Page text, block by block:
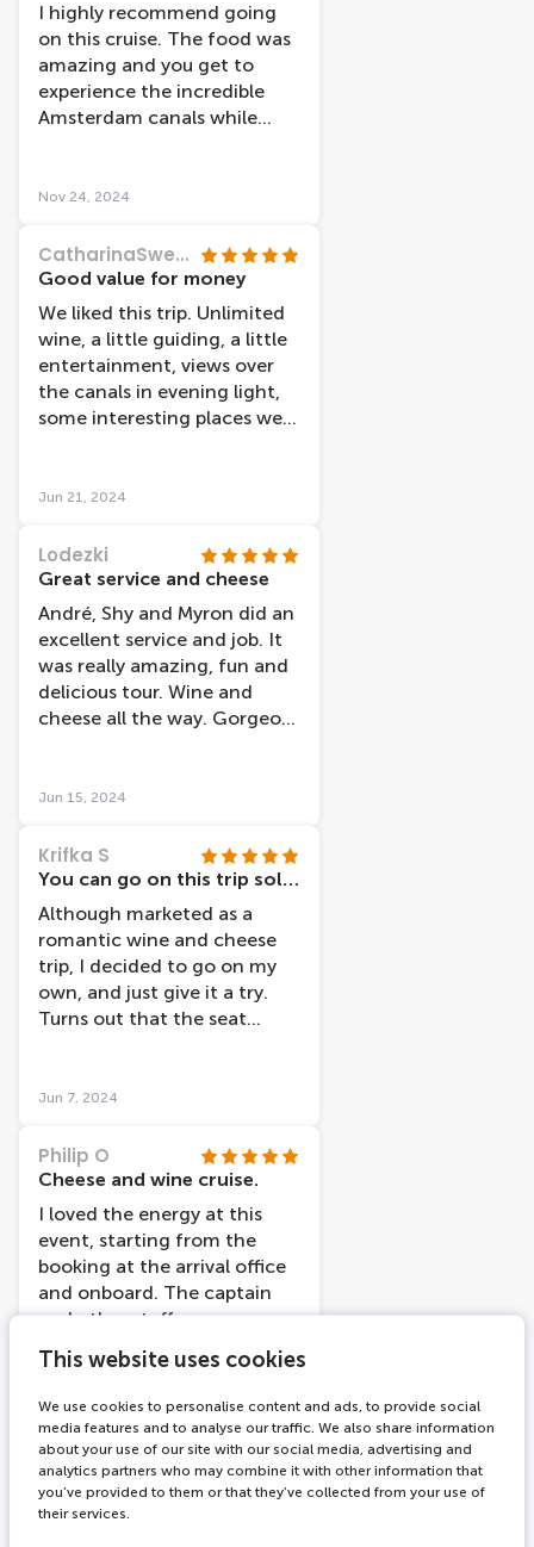
This website uses cookies
We use cookies to personalise content and ads, to provide social
media features and to analyse our traffic. We also share information
about your use of our site with our social media, advertising and
analytics partners who may combine it with other information that
you’ve provided to them or that they’ve collected from your use of
their services.
I highly recommend going
on this cruise. The food was
amazing and you get to
experience the incredible
Amsterdam canals while
cruise. ❤️ Captain Rob you’re
Nov 24, 2024
CatharinaSweden
Good value for money
We liked this trip. Unlimited
wine, a little guiding, a little
entertainment, views over
the canals in evening light,
some interesting places were
no real "cheese tasting"
pieces of cheese were tasty
and there was a list of the
sorts, it was impossible to
know which cheese was
which. The man working at
the Lovers café from where
the tour started was a little
odd though, calling me
Jun 21, 2024
Lodezki
Great service and cheese
André, Shy and Myron did an
excellent service and job. It
was really amazing, fun and
delicious tour. Wine and
cheese all the way. Gorgeous
Jun 15, 2024
Krifka S
You can go on this trip solo!
Although marketed as a
romantic wine and cheese
trip, I decided to go on my
own, and just give it a try.
Turns out that the seat
spot at the front with the
we were off on our journey,
both were happy to answer
my questions and absolutely
kept me company. Such a
great cruise. Would
recommend going even if
you don't have a plus one!
the lovers bridge :)
Jun 7, 2024
Philip O
Cheese and wine cruise.
I loved the energy at this
event, starting from the
booking at the arrival office
and onboard. The captain
and other staff were
amazing. The cheese and
wines were superb.
May 18, 2024
Excursion33981352432
Amazing
This cruise is the best thing